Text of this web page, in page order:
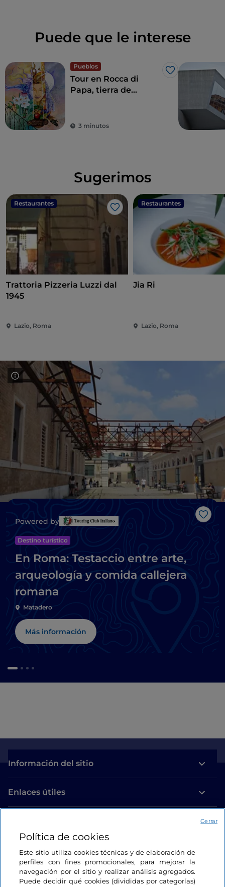
Puede que le interese
Pueblos
Me gusta
Tour en Rocca di
Papa, tierra de
3 minutos
Sugerimos
Restaurantes
Me gusta
Trattoria Pizzeria Luzzi dal
1945
Lazio, Roma
Restaurantes
Jia Ri
Lazio, Roma
Me
Powered by
Destino turístico
En Roma: Testaccio entre arte,
arqueología y comida callejera
romana
Matadero
Más información
Información del sitio
Enlaces útiles
Estamos en contacto
Política de cookies
Este sitio utiliza cookies técnicas y de elaboración de
perfiles con fines promocionales, para mejorar la
navegación por el sitio y realizar análisis agregados.
Puede decidir qué cookies (divididas por categorías)
Cerrar